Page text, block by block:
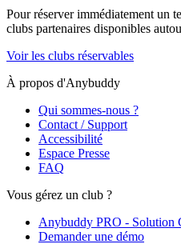
Pour réserver immédiatement un
clubs partenaires disponibles
Voir les clubs réservables
À propos d'Anybuddy
Qui sommes-nous ?
Contact / Support
Accessibilité
Espace Presse
FAQ
Vous gérez un club ?
Anybuddy PRO - Solution
Demander une démo